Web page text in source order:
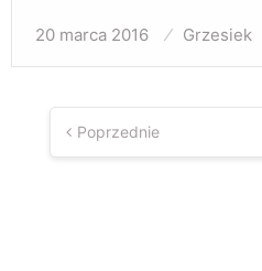
Opublikowane
20 marca 2016 Grzesiek
wpisów
Poprzednie